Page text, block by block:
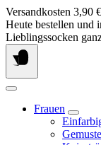
Springe
zum
Inhalt
Versandkosten 3,90
Heute bestellen und
Lieblingssocken
Frauen